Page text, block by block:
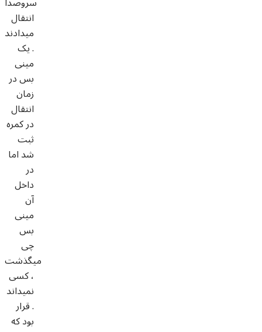
انتقال
میدادند
. یک
مینی
بس در
زمان
انتقال
در کمره
ثبت
شد اما
در
داخل
آن
مینی
بس
چی
میگذشت
، کسی
نمیداند
. قرار
بود که